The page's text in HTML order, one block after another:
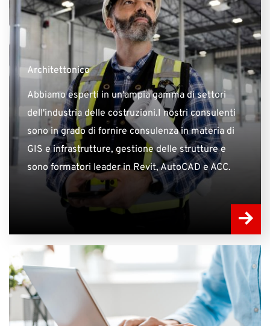
Architettonico
Abbiamo esperti in un'ampia gamma di settori
dell'industria delle costruzioni.I nostri consulenti
sono in grado di fornire consulenza in materia di
GIS e infrastrutture, gestione delle strutture e
sono formatori leader in Revit, AutoCAD e ACC.